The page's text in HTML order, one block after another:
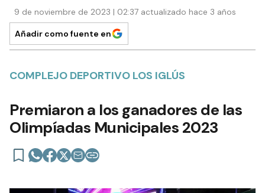
9 de noviembre de 2023 | 02:37 actualizado hace 3 años
Añadir como fuente en
COMPLEJO DEPORTIVO LOS IGLÚS
Premiaron a los ganadores de las
Olimpíadas Municipales 2023